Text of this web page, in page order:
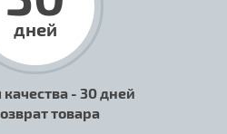
дней
качества - 30 дней
товара